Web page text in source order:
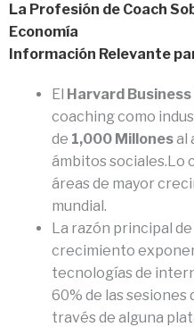
La Profesión de Coach
Economía
Información Relevante
El Harvard Business
coaching como
de 1,000 Millonesal
ámbitos sociales.Lo
áreas de mayor
mundial.
La razón principal
crecimiento
tecnologías de
60% de las sesiones
través de alguna